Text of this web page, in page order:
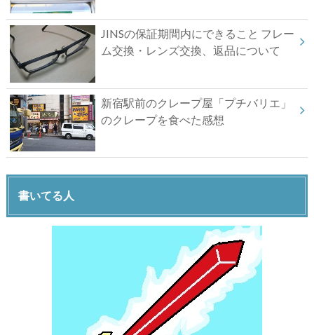
JINSの保証期間内にできること フレー
ム交換・レンズ交換、返品について
新宿駅前のクレープ屋「プチバリエ」
のクレープを食べた感想
書いてる人